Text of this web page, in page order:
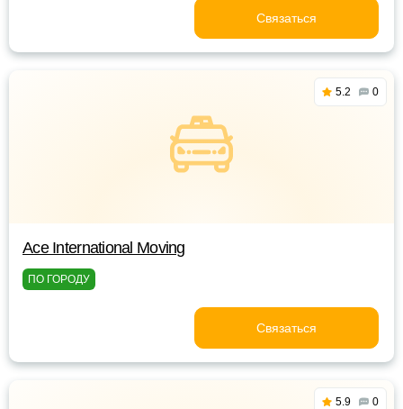
Связаться
5.2 0
Ace International Moving
ПО ГОРОДУ
Связаться
5.9 0